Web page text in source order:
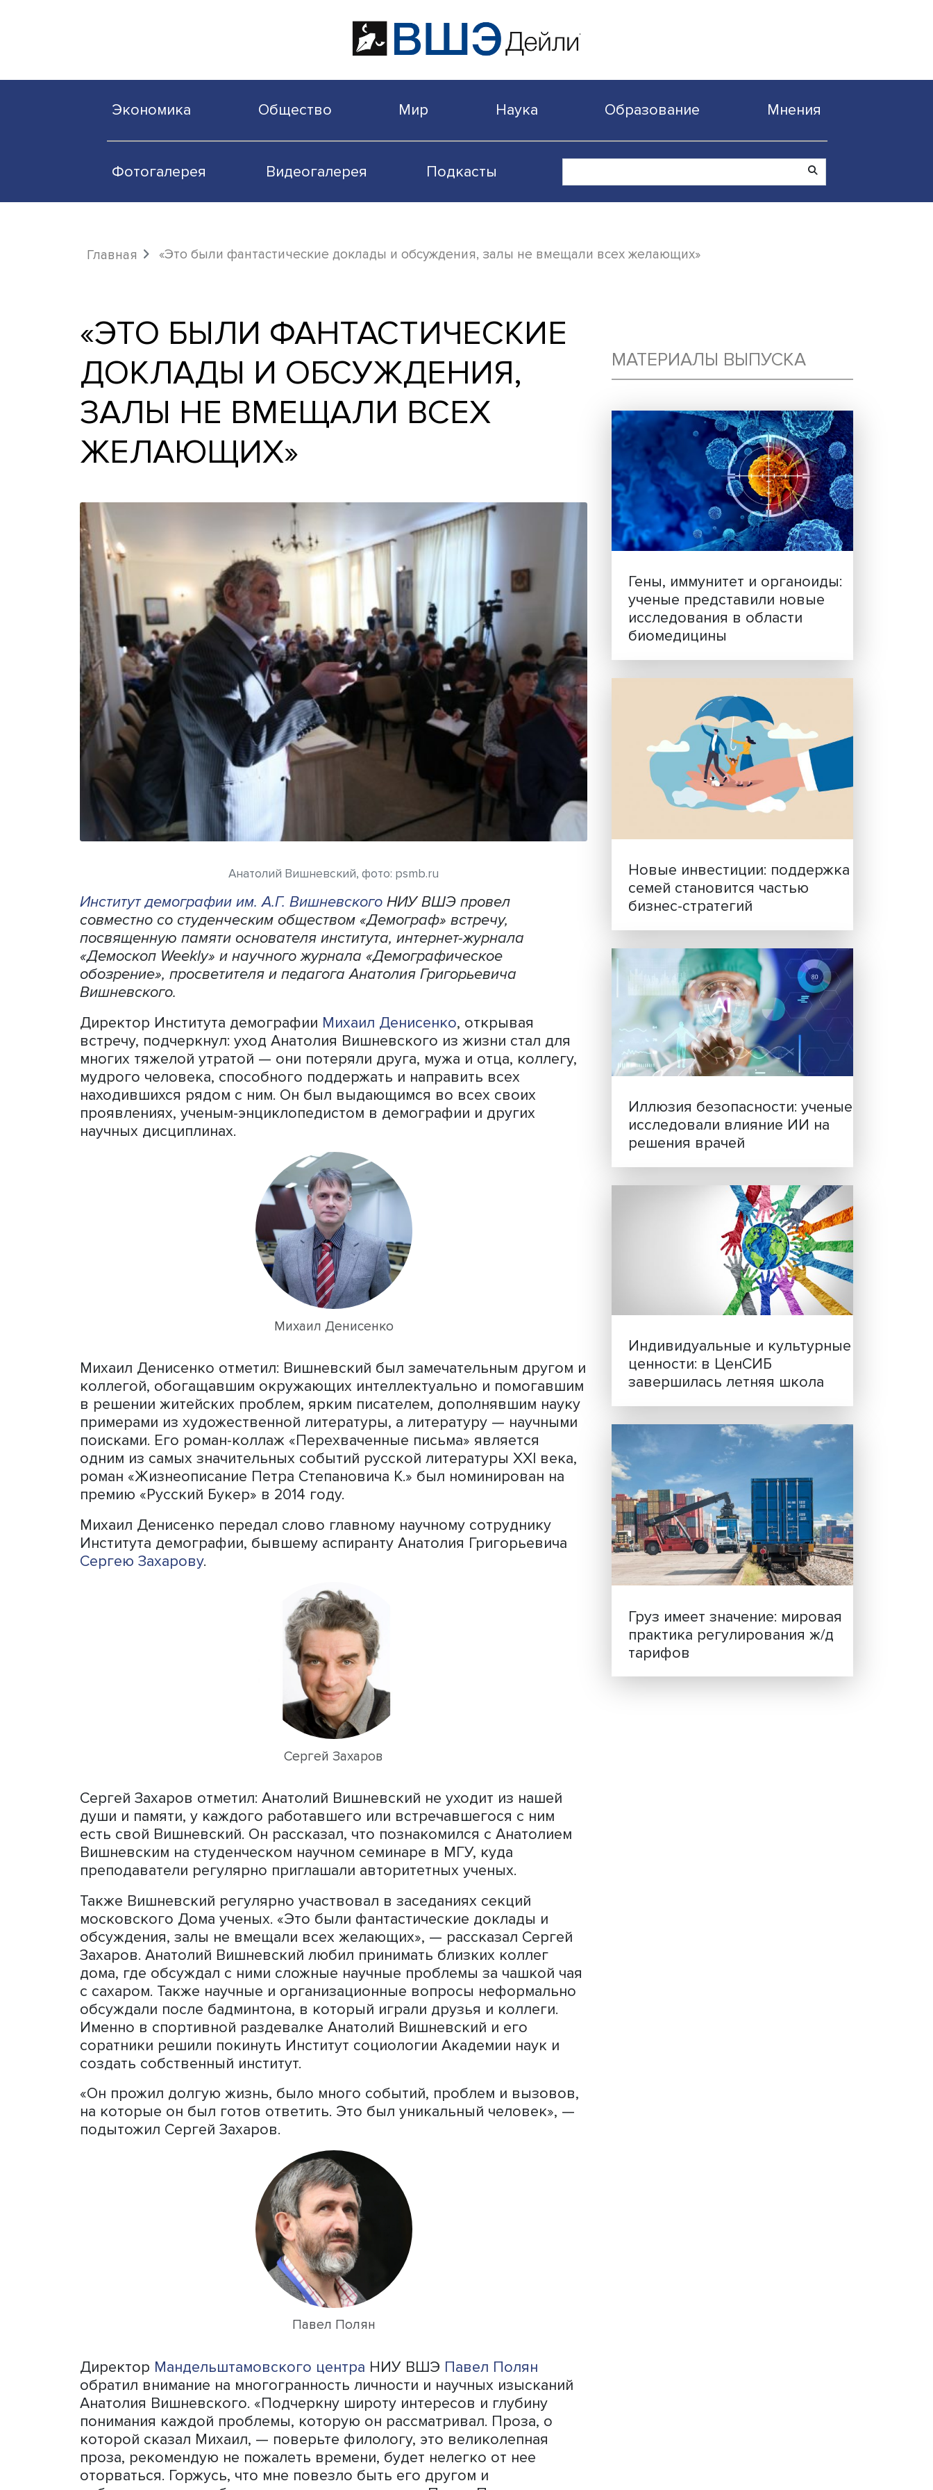
Фотогалерея Видеогалерея Подкасты
«ЭТО БЫЛИ ФАНТАСТИЧЕСКИЕ
ДОКЛАДЫ И ОБСУЖДЕНИЯ,
ЗАЛЫ НЕ ВМЕЩАЛИ ВСЕХ
ЖЕЛАЮЩИХ»
Институт демографии им. А.Г. Вишневского НИУ ВШЭ провел
совместно со студенческим обществом «Демограф» встречу,
посвященную памяти основателя института, интернет-журнала
«Демоскоп Weekly» и научного журнала «Демографическое
обозрение», просветителя и педагога Анатолия Григорьевича
Вишневского.
Директор Института демографии Михаил Денисенко
встречу, подчеркнул: уход Анатолия Вишневского из жизни стал для
многих тяжелой утратой — они потеряли друга, мужа и отца, коллегу,
мудрого человека, способного поддержать и направить всех
находившихся рядом с ним. Он был выдающимся во всех своих
проявлениях, ученым-энциклопедистом в демографии и других
Михаил Денисенко
Михаил Денисенко отметил: Вишневский был замечательным другом и
коллегой, обогащавшим окружающих интеллектуально и помогавшим
в решении житейских проблем, ярким писателем, дополнявшим науку
примерами из художественной литературы, а литературу — научными
поисками. Его роман-коллаж «Перехваченные письма» является
одним из самых значительных событий русской литературы XXI века,
роман «Жизнеописание Петра Степановича К.» был номинирован на
премию «Русский Букер» в 2014 году.
Михаил Денисенко передал слово главному научному сотруднику
Сергею Захарову.
Сергей Захаров
Сергей Захаров отметил: Анатолий Вишневский не уходит из нашей
души и памяти, у каждого работавшего или встречавшегося с ним
есть свой Вишневский. Он рассказал, что познакомился с Анатолием
Вишневским на студенческом научном семинаре в МГУ, куда
преподаватели регулярно приглашали авторитетных ученых.
Также Вишневский регулярно участвовал в заседаниях секций
московского Дома ученых. «Это были фантастические доклады и
обсуждения, залы не вмещали всех желающих», — рассказал Сергей
Захаров. Анатолий Вишневский любил принимать близких коллег
дома, где обсуждал с ними сложные научные проблемы за чашкой чая
с сахаром. Также научные и организационные вопросы неформально
обсуждали после бадминтона, в который играли друзья и коллеги.
Именно в спортивной раздевалке Анатолий Вишневский и его
создать собственный институт.
«Он прожил долгую жизнь, было много событий, проблем и вызовов,
на которые он был готов ответить. Это был уникальный человек», —
подытожил Сергей Захаров.
МАТЕРИАЛЫ ВЫПУСКА
ученые представили
исследования в области
биомедицины
Новые инвестиции:
семей становится частью
бизнес-стратегий
Иллюзия безопасности:
исследовали влияние
решения врачей
Индивидуальные и
ценности: в ЦенСИБ
завершилась летняя